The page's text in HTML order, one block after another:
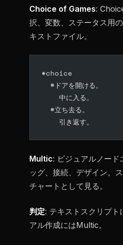
Choice of Games:
択、変数、ステータス用
キストファイル。
*choice
  #ドアを開ける。
    中に入る。
  #立ち去る。
    引き返す。
Multic: ビジュアルノード
ッグ、接続、デザイン。
チャートとして見る。
判定: テキストスクリプト
アル作成にはMultic。